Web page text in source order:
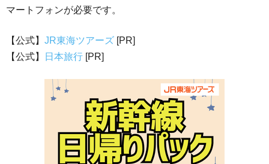
マートフォンが必要です。
【公式】 JR東海ツアーズ [PR]
【公式】
日本旅行 [PR]